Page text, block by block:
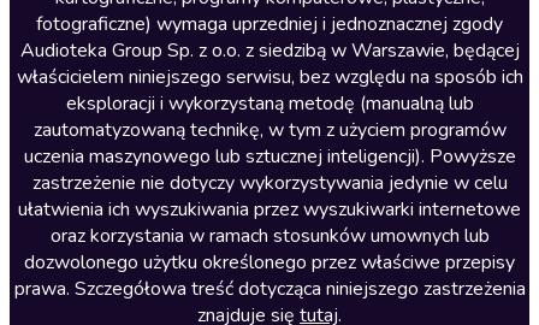
Nagrania relaksacyjne
Nauka języków
Nauki humanistyczne
Podcasty i audycje
Polityka
Prasa
Religia
Romans
fotograficzne) wymaga uprzedniej i jednoznacznej zgody
Audioteka Group Sp. z o.o. z siedzibą w Warszawie, będącej
właścicielem niniejszego serwisu, bez względu na sposób ich
eksploracji i wykorzystaną metodę (manualną lub
zautomatyzowaną technikę, w tym z użyciem programów
uczenia maszynowego lub sztucznej inteligencji). Powyższe
zastrzeżenie nie dotyczy wykorzystywania jedynie w celu
ułatwienia ich wyszukiwania przez wyszukiwarki internetowe
oraz korzystania w ramach stosunków umownych lub
dozwolonego użytku określonego przez właściwe przepisy
prawa. Szczegółowa treść dotycząca niniejszego zastrzeżenia
znajduje się tutaj.